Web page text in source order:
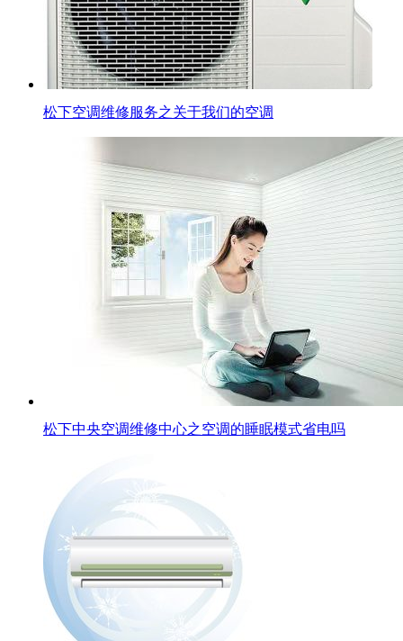
松下空调维修服务之关于我们的空调
松下中央空调维修中心之空调的睡眠模式省电吗